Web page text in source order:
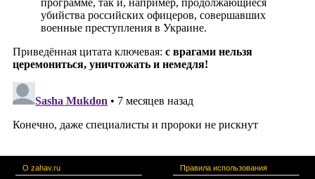
О zahav.ru
Правила использования